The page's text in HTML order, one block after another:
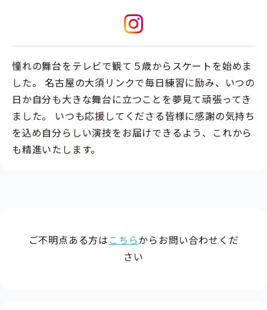
憧れの舞台をテレビで観て５歳からスケートを始めま
した。 名古屋の大須リンクで毎日練習に励み、いつの
日か自分も大きな舞台に立つことを夢見て頑張ってき
ました。 いつも応援してくださる皆様に感謝の気持ち
を込め自分らしい演技をお届けできるよう、これから
も精進いたします。
ご不明点ある方は こちらからお問い合わせくだ
さい